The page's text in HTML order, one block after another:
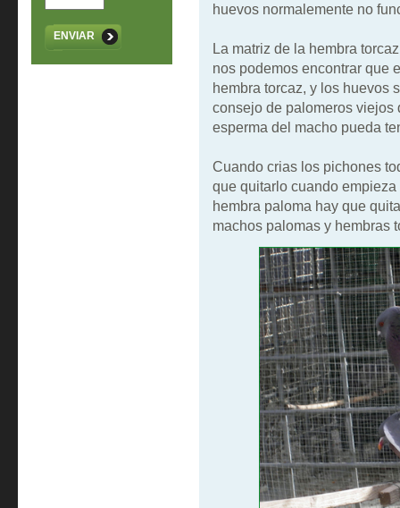
ENVIAR
huevos normalemente no
La matriz de la hembra
nos podemos encontrar que
hembra torcaz, y los huevos
consejo de palomeros
esperma del macho pueda
Cuando crias los pichones
que quitarlo cuando
hembra paloma hay que
machos palomas y hembras